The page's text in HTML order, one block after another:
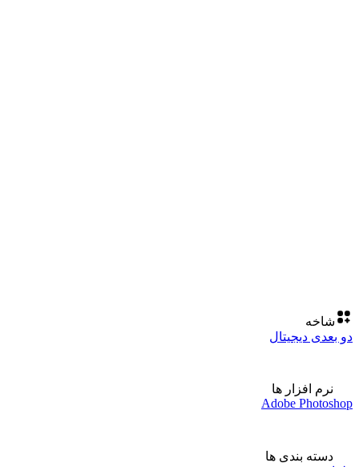
شاخه
دو بعدی دیجیتال
نرم افزار ها
Adobe Photoshop
دسته بندی ها